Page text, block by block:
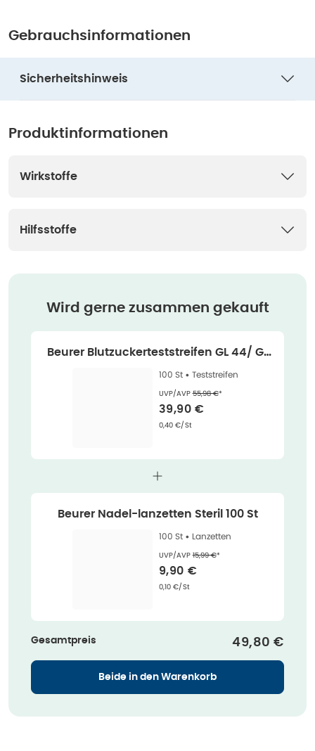
Gebrauchsinformationen
Sicherheitshinweis
Produktinformationen
Wirkstoffe
Hilfsstoffe
Wird gerne zusammen gekauft
Beurer Blutzuckerteststreifen GL 44/ GL
50 100 St
100 St • Teststreifen
UVP/AVPEhemaliger Preis (U V P)
55,98 €*
Verkaufspreis
39,90 €
Grundpreis
0,40 €/St
Beurer Nadel-lanzetten Steril 100 St
100 St • Lanzetten
UVP/AVPEhemaliger Preis (U V P)
15,99 €*
Verkaufspreis
9,90 €
Grundpreis
0,10 €/St
Gesamtpreis 49,80 €
Beide in den Warenkorb